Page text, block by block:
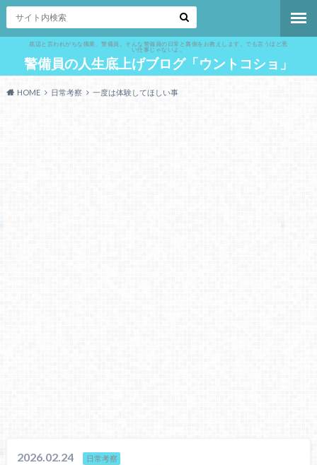
底辺と言われがちな職業、警備員。そんな警備員の日常と裏側をお教えします。でも言うほど悪
い仕事じゃないよ。
警備員の人生底上げブログ「ウントコショ」
HOME 日常考察 一度は体験してほしい事
2026.02.24 日常考察